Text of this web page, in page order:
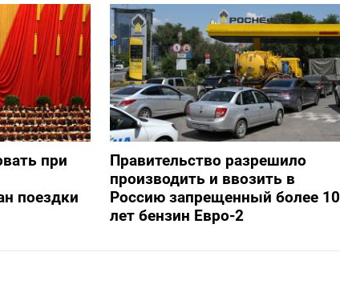
при
поездки
Правительство разрешило
производить и ввозить в
Россию запрещенный более 10
лет бензин Евро-2